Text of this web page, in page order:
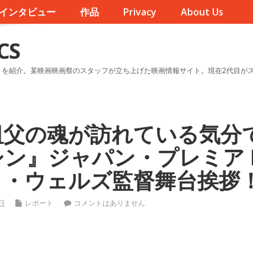
インタビュー 作品 Privacy About Us
紹介。某映画映画祭のスタッフが立ち上げた映画情報サイト。現在2代目が
父の魂が訪れている気分
ン』ジャパン・プレミ
ウェルズ監督舞台挨拶！
レポート コメントはありません